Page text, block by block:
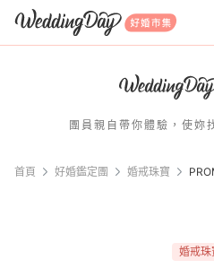
WeddingDay 好
團員親自帶你體驗，使妳
首頁 好婚鑑定團 婚戒珠寶
婚戒珠